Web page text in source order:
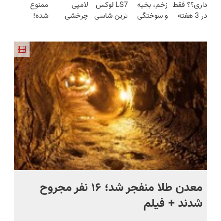
حراج شد🔥
پرداخت
داری؟؟ فقط
در 3 هفته
زخم، بخیه
و سوختگی
LS7 لوکس
ترین شاسی
باشگاه
انقلاب
لامپی
چرخشی
درب منزل
+ گارانتی
تعویض
ممنوع
شده!
منزل درمان
کنی؟
((پرسش‌نامه))
معدن طلا منفجر شد؛ ۱۶ نفر مجروح
شدند + فیلم